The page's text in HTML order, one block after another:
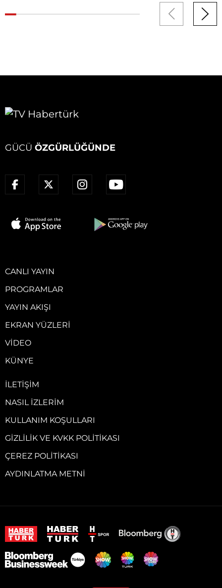
GÜCÜ ÖZGÜRLÜĞÜNDE
CANLI YAYIN
PROGRAMLAR
YAYIN AKIŞI
EKRAN YÜZLERI
VIDEO
KÜNYE
İLETIŞIM
NASIL İZLERIM
KULLANIM KOŞULLARI
GIZLILIK VE KVKK POLITIKASI
ÇEREZ POLITIKASI
AYDINLATMA METNI